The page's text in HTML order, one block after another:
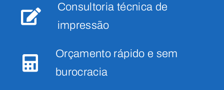
Consultoria técnica de
impressão
Orçamento rápido e sem
burocracia